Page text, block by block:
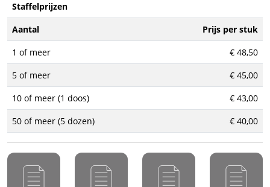
Staffelprijzen
Aantal
Prijs per stuk
1 of meer
€ 48,50
5 of meer
€ 45,00
10 of meer (1 doos)
€ 43,00
50 of meer (5 dozen)
€ 40,00